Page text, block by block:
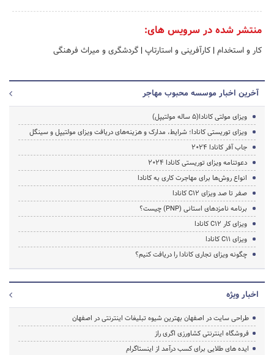
منتشر شده در سرویس های:
کار و استخدام | کارآفرینی و استارتاپ | گردشگری و میراث فرهنگی
آخرین اخبار موسسه محبوب مهاجر
ویزای مولتی کانادا(5 ساله مولتیپل)
ویزای توریستی کانادا؛ شرایط، مدارک و هزینه‌های دریافت ویزای مولتیپل و سینگل
جاب آفر کانادا 2024
دعوتنامه ویزای توریستی کانادا 2024
انواع روش‌ها برای مهاجرت کاری به کانادا
صفر تا صد ویزای C12 کانادا
برنامه نامزدهای استانی (PNP) چیست؟
ویزای کار C12 کانادا
ویزای C11 کانادا
چگونه ویزای تجاری کانادا را دریافت کنیم؟
اخبار ویژه
طراحی سایت در اصفهان بهترین شیوه تبلیغات اینترنتی در اصفهان
فروشگاه اینترنتی کشاورزی اگری راز
ایده های طلایی برای کسب درآمد از اینستاگرام